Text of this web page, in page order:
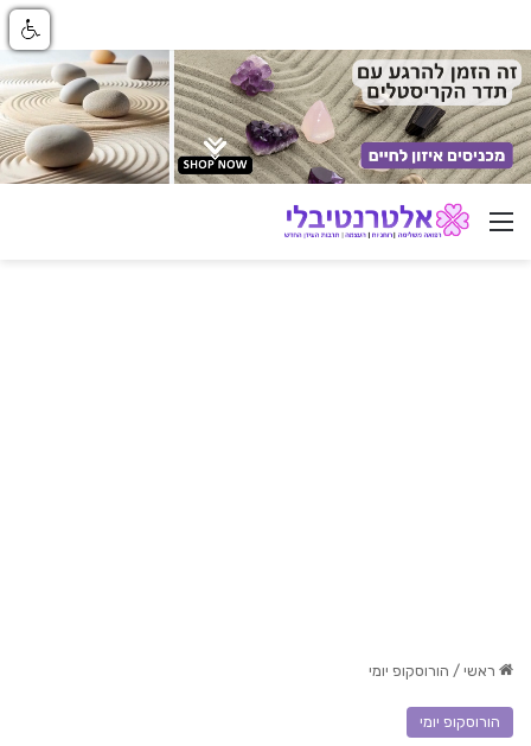
ניווט באתר
ראשי / הורוסקופ יומי
הורוסקופ יומי